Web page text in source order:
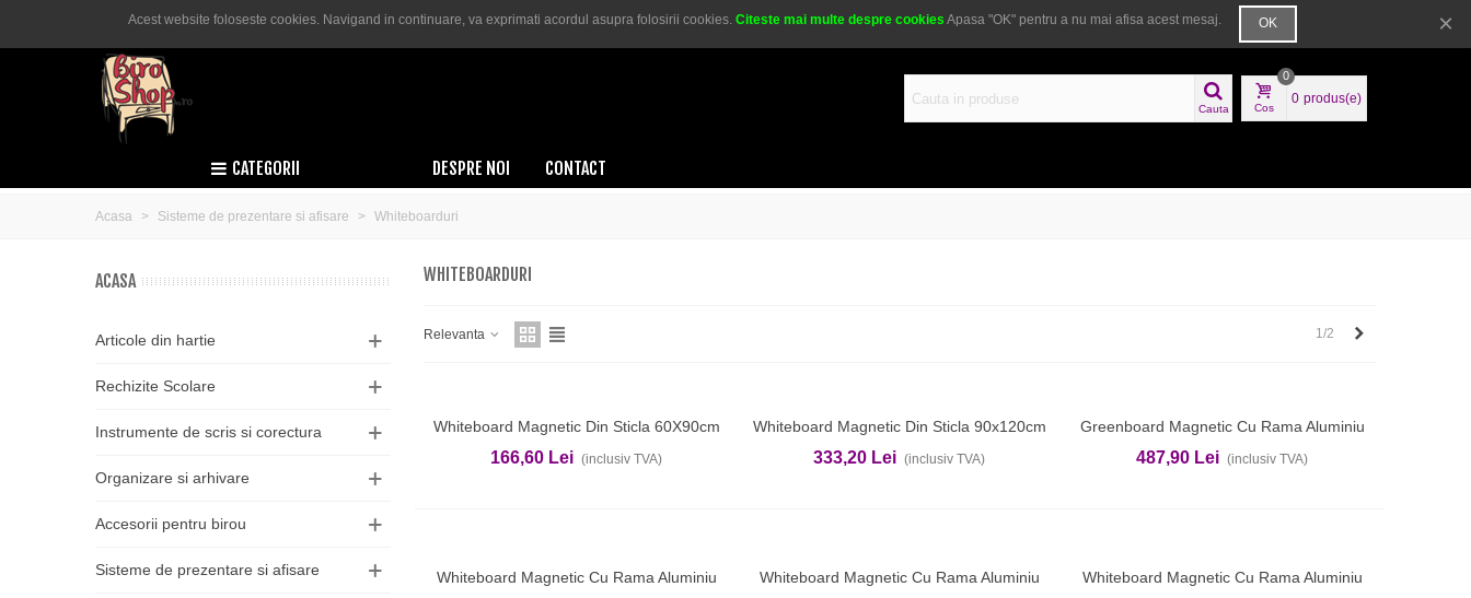
Română Lei RON Comanda telefonica: 0755 050 600sau0721 269 648 Bine ai venit Autentificare
Cauta Cos
0
0 produs(e)
CATEGORII DESPRE NOI CONTACT
Acasa > Sisteme de prezentare si afisare > Whiteboarduri
ACASA
Articole din hartie
Rechizite Scolare
Instrumente de scris si corectura
Organizare si arhivare
Accesorii pentru birou
Sisteme de prezentare si afisare
WHITEBOARDURI
Relevanta 1/2
Adauga In Cos
Whiteboard Magnetic Din Sticla 60X90cm
EVOffice
166,60 Lei (inclusiv TVA)
Adauga In Cos
Whiteboard Magnetic Din Sticla 90x120cm
EVOffice
333,20 Lei (inclusiv TVA)
Adauga In Cos
Greenboard Magnetic Cu Rama Aluminiu
120x240cm EVOffice
487,90 Lei (inclusiv TVA)
Adauga In Cos
Whiteboard Magnetic Cu Rama Aluminiu
Adauga In Cos
Whiteboard Magnetic Cu Rama Aluminiu
Adauga In Cos
Whiteboard Magnetic Cu Rama Aluminiu
Acest website foloseste cookies. Navigand in continuare, va exprimati acordul asupra folosirii cookies. Citeste mai multe despre cookies Apasa "OK" pentru a nu mai afisa acest mesaj. OK ×